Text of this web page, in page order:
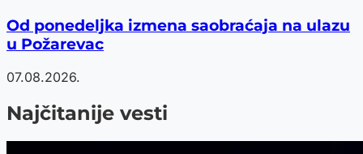
Od ponedeljka izmena saobraćaja na ulazu
u Požarevac
07.08.2026.
Najčitanije vesti